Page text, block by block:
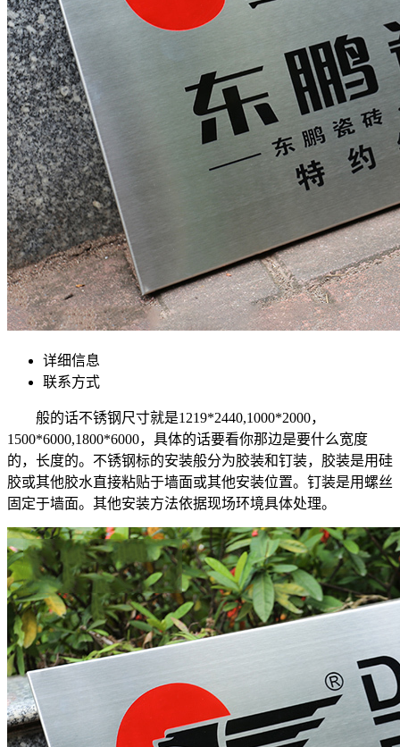
详细信息
联系方式
般的话不锈钢尺寸就是1219*2440,1000*2000，
1500*6000,1800*6000，具体的话要看你那边是要什么宽度
的，长度的。不锈钢标的安装般分为胶装和钉装，胶装是用硅
胶或其他胶水直接粘贴于墙面或其他安装位置。钉装是用螺丝
固定于墙面。其他安装方法依据现场环境具体处理。